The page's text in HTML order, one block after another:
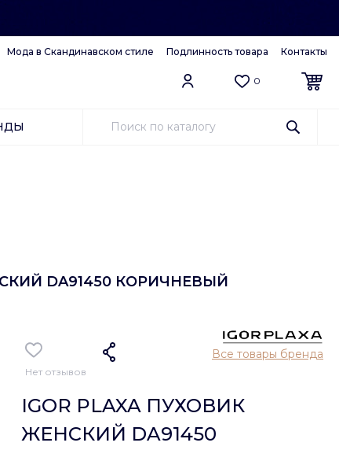
Мода в Скандинавском стиле Подлинность товара Контакты
0
DA91450 КОРИЧНЕВЫЙ
Нет отзывов
Все товары бренда
IGOR PLAXA ПУХОВИК
ЖЕНСКИЙ DA91450